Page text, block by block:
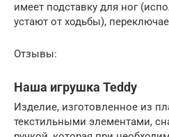
имеет подставку для ног
устают от ходьбы),
Отзывы:
Наша игрушка Teddy
Изделие, изготовленное из
текстильными элементами,